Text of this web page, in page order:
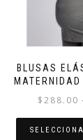
BLUSAS
$288.00